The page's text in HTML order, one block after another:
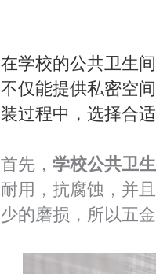
在学校的公共卫生
不仅能提供私密空
装过程中，选择合
首先， 学校公共卫
耐用，抗腐蚀，并
少的磨损，所以五